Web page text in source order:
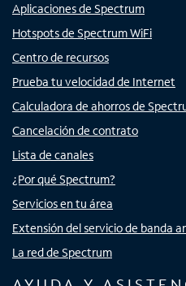
Aplicaciones de Spectrum
Hotspots de Spectrum WiFi
Centro de recursos
Prueba tu velocidad de Internet
Calculadora de ahorros de
Cancelación de contrato
Lista de canales
¿Por qué Spectrum?
Servicios en tu área
Extensión del servicio de banda
La red de Spectrum